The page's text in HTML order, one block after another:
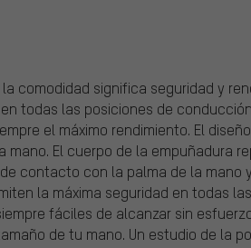
comodidad significa seguridad y
todas las posiciones de
el máximo rendimiento. El
El cuerpo de la empuñadura
contacto con la palma de la mano
la máxima seguridad en todas
fáciles de alcanzar sin
de tu mano. Un estudio de la